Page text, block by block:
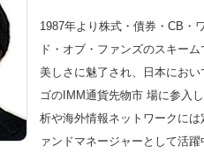
1987年より株式・債券・CB・
ド・オブ・ファンズのスキー
美しさに魅了され、日本にお
ゴのIMM通貨先物市 場に参入
析や海外情報ネットワークに
ァンドマネージャーとして活躍